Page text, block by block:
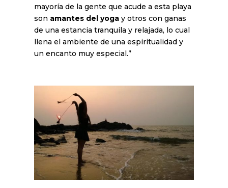
mayoría de la gente que acude a esta playa
son amantes del yoga y otros con ganas
de una estancia tranquila y relajada, lo cual
llena el ambiente de una espiritualidad y
un encanto muy especial.”